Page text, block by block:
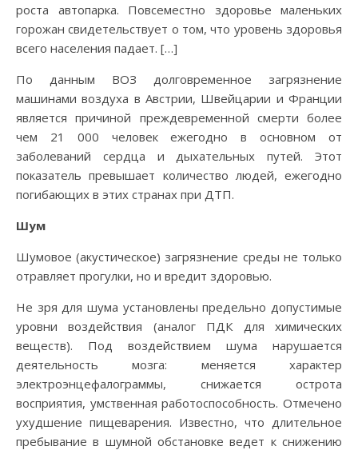
роста автопарка. Повсеместно здоровье маленьких
горожан свидетельствует о том, что уровень здоровья
всего населения падает. […]
По данным ВОЗ долговременное загрязнение
машинами воздуха в Австрии, Швейцарии и Франции
является причиной преждевременной смерти более
чем 21 000 человек ежегодно в основном от
заболеваний сердца и дыхательных путей. Этот
показатель превышает количество людей, ежегодно
погибающих в этих странах при ДТП.
Шум
Шумовое (акустическое) загрязнение среды не только
отравляет прогулки, но и вредит здоровью.
Не зря для шума установлены предельно допустимые
уровни воздействия (аналог ПДК для химических
веществ). Под воздействием шума нарушается
деятельность мозга: меняется характер
электроэнцефалограммы, снижается острота
восприятия, умственная работоспособность. Отмечено
ухудшение пищеварения. Известно, что длительное
пребывание в шумной обстановке ведет к снижению